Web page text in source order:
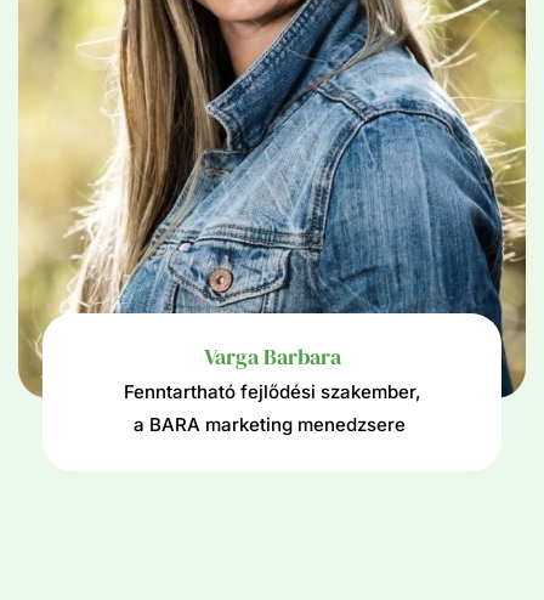
Varga Barbara
Fenntartható fejlődési szakember,
a BARA marketing menedzsere